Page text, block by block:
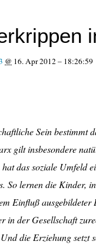
@ 16. Apr 2012– 18:26:59
Sein bestimmt
gilt insbesondere
das soziale Umfeld
So lernen die Kinder,
Einfluß
in der Gesellschaft
die Erziehung setzt